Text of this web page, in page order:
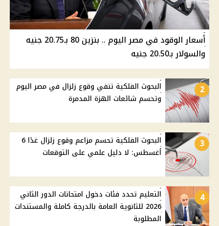
أسعار الوقود في مصر اليوم .. بنزين 80 بـ20.75 جنيه
والسولار بـ20.50 جنيه
2
البحوث الفلكية تنفي وقوع زلزال في مصر اليوم
وتحسم شائعات الهزة المدمرة
3
البحوث الفلكية تحسم مزاعم وقوع زلزال غدًا 6
أغسطس: لا دليل علمي على التوقعات
4
التعليم تحدد فئات دخول امتحانات الدور الثاني
2026 للثانوية العامة بالدرجة كاملة والمستندات
المطلوبة